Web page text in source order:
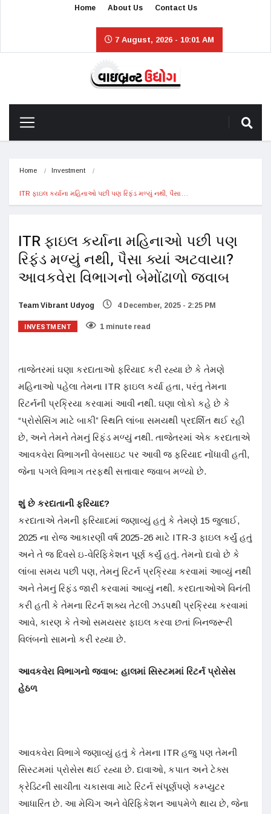
Home About Us Contact Us
7 August, 2026 - 10:01 AM
Home Investment
ITR ફાઇલ કર્યાના મહિનાઓ પછી પણ રિફંડ મળ્યું નથી, પૈસા…
ITR ફાઇલ કર્યાના મહિનાઓ પછી પણ
રિફંડ મળ્યું નથી, પૈસા ક્યાં અટવાયા?
આવકવેરા વિભાગનો બેમોંઢાળો જવાબ
Team Vibrant Udyog 4 December, 2025 - 2:25 PM
INVESTMENT 1 minute read
તાજેતરમાં ઘણા કરદાતાઓ ફરિયાદ કરી રહ્યા છે કે તેમણે
મહિનાઓ પહેલા તેમના ITR ફાઇલ કર્યા હતા, પરંતુ તેમના
રિટર્નની પ્રક્રિયા કરવામાં આવી નથી. ઘણા લોકો કહે છે કે
“પ્રોસેસિંગ માટે બાકી” સ્થિતિ લાંબા સમયથી પ્રદર્શિત થઈ રહી
છે, અને તેમને તેમનું રિફંડ મળ્યું નથી. તાજેતરમાં એક કરદાતાએ
આવકવેરા વિભાગની વેબસાઇટ પર આવી જ ફરિયાદ નોંધાવી હતી,
જેના પગલે વિભાગ તરફથી સત્તાવાર જવાબ મળ્યો છે.
શું છે કરદાતાની ફરિયાદ?
કરદાતાએ તેમની ફરિયાદમાં જણાવ્યું હતું કે તેમણે 15 જુલાઈ,
2025 ના રોજ આકારણી વર્ષ 2025-26 માટે ITR-3 ફાઇલ કર્યું હતું
અને તે જ દિવસે ઇ-વેરિફિકેશન પૂર્ણ કર્યું હતું. તેમનો દાવો છે કે
લાંબા સમય પછી પણ, તેમનું રિટર્ન પ્રક્રિયા કરવામાં આવ્યું નથી
અને તેમનું રિફંડ જારી કરવામાં આવ્યું નથી. કરદાતાઓએ વિનંતી
કરી હતી કે તેમના રિટર્ન શક્ય તેટલી ઝડપથી પ્રક્રિયા કરવામાં
આવે, કારણ કે તેઓ સમયસર ફાઇલ કરવા છતાં બિનજરૂરી
વિલંબનો સામનો કરી રહ્યા છે.
આવકવેરા વિભાગનો જવાબ: હાલમાં સિસ્ટમમાં રિટર્ન પ્રોસેસ
હેઠળ
આવકવેરા વિભાગે જણાવ્યું હતું કે તેમના ITR હજુ પણ તેમની
સિસ્ટમમાં પ્રોસેસ થઈ રહ્યા છે. દાવાઓ, કપાત અને ટેક્સ
ક્રેડિટની સાચીતા ચકાસવા માટે રિટર્ન સંપૂર્ણપણે કમ્પ્યુટર
આધારિત છે. આ મેચિંગ અને વેરિફિકેશન આપમેળે થાય છે, જેના